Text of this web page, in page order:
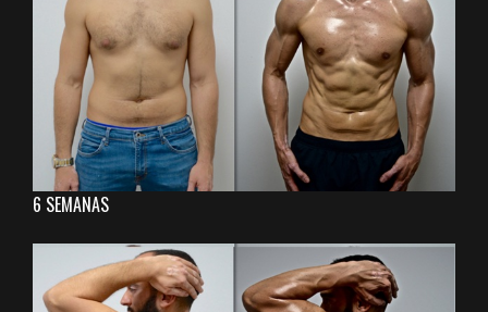
6 SEMANAS